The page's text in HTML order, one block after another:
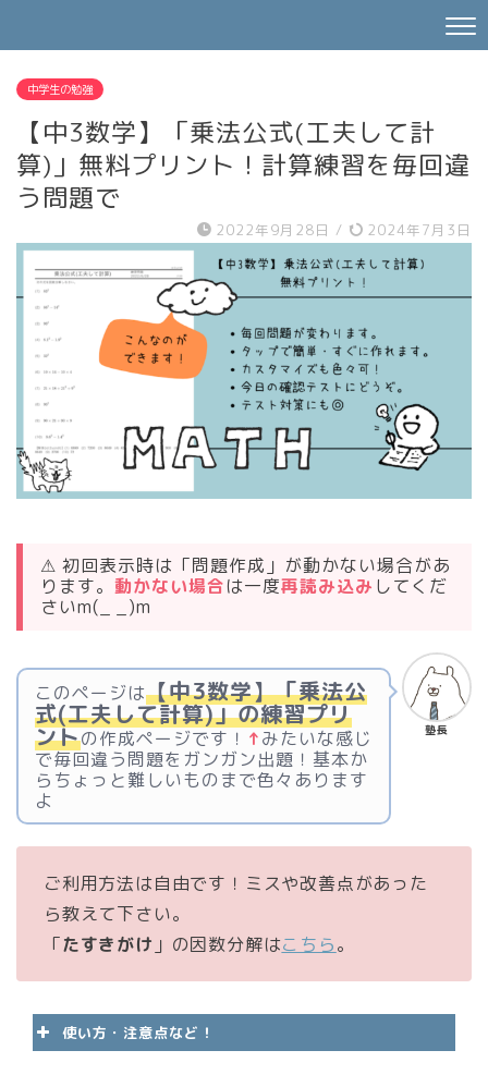
中学生の勉強
【中3数学】「乗法公式(工夫して計
算)」無料プリント！計算練習を毎回違
う問題で
2022年9月28日 / 2024年7月3日
⚠ 初回表示時は「問題作成」が動かない場合があ
ります。 動かない場合は一度再読み込み してくだ
さいm(_ _)m
このページは【中3数学】「乗法公
式(工夫して計算)」の練習プリ
ントの作成ページです！ ↑みたいな感じ
で毎回違う問題をガンガン出題！基本か
らちょっと難しいものまで色々あります
よ
塾長
ご利用方法は自由です！ミスや改善点があった
ら教えて下さい。
「たすきがけ 」の因数分解はこちら。
使い方・注意点など！